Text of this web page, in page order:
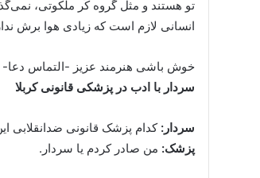
تو هستند و مثل گروه کُر ملکوتی،
انسانی لازم است که زیادی هوا برش
خوش باشی هنرمند عزیز -التماس
سردار با ادب در پزشکی قانونی کربلا
سردار: کدام پزشک قانونی ضدانقلابی
پزشک: من صادر کردم یا سردار.